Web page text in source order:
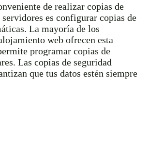
de realizar copias de
es configurar copias de
La mayoría de los
web ofrecen esta
programar copias de
Las copias de seguridad
que tus datos estén siempre